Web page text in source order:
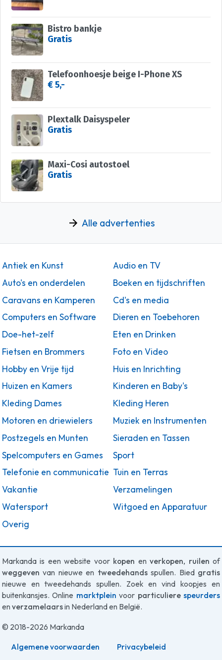
Bistro bankje
Gratis
Telefoonhoesje beige I-Phone XS
€ 5,-
Plextalk Daisyspeler
Gratis
Maxi-Cosi autostoel
Gratis
Alle advertenties
Antiek en Kunst
Audio en TV
Auto's en onderdelen
Boeken en tijdschriften
Caravans en Kamperen
Cd's en media
Computers en Software
Dieren en Toebehoren
Doe-het-zelf
Eten en Drinken
Fietsen en Brommers
Foto en Video
Hobby en Vrije tijd
Huis en Inrichting
Huizen en Kamers
Kinderen en Baby's
Kleding Dames
Kleding Heren
Motoren en driewielers
Muziek en Instrumenten
Postzegels en Munten
Sieraden en Tassen
Spelcomputers en Games
Sport
Telefonie en communicatie Tuin en Terras
Vakantie
Verzamelingen
Watersport
Witgoed en Apparatuur
Overig
Markanda is een website voor kopen enverkopen, ruilen of
weggeven van nieuwe en tweedehandsspullen. Bied gratis
nieuwe en tweedehands spullen. Zoek en vind koopjes en
buitenkansjes. Online marktplein voor particulierespeurders
en verzamelaarsin Nederland en België.
© 2018-2026 Markanda
Algemene voorwaarden Privacybeleid